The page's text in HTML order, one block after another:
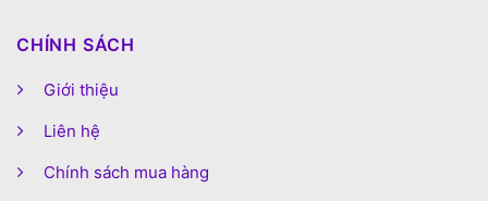
CHÍNH SÁCH
Giới thiệu
Liên hệ
Chính sách mua hàng